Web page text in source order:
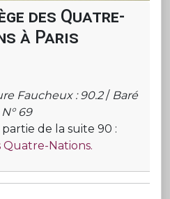
des Quatre-
à Paris
Faucheux : 90.2/ Baré
N° 69
de la suite 90 :
Quatre-Nations.